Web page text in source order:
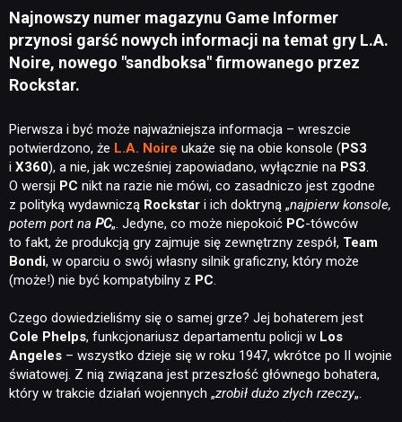
Najnowszy numer magazynu Game Informer
przynosi garść nowych informacji na temat gry L.A.
Noire, nowego "sandboksa" firmowanego przez
Rockstar.
Pierwsza i być może najważniejsza informacja – wreszcie
potwierdzono, że L.A. Noire ukaże się na obie konsole (PS3
i X360), a nie, jak wcześniej zapowiadano, wyłącznie na PS3.
O wersji PC nikt na razie nie mówi, co zasadniczo jest zgodne
z polityką wydawniczą Rockstar i ich doktryną „najpierw konsole,
potem port na PC„. Jedyne, co może niepokoić PC-tówców
to fakt, że produkcją gry zajmuje się zewnętrzny zespół, Team
Bondi, w oparciu o swój własny silnik graficzny, który może
(może!) nie być kompatybilny z PC.
Czego dowiedzieliśmy się o samej grze? Jej bohaterem jest
Cole Phelps, funkcjonariusz departamentu policji w Los
Angeles – wszystko dzieje się w roku 1947, wkrótce po II wojnie
światowej. Z nią związana jest przeszłość głównego bohatera,
który w trakcie działań wojennych „zrobił dużo złych rzeczy„.